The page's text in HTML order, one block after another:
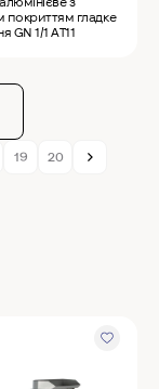
гладке
GN 1/1 AT11
19 20